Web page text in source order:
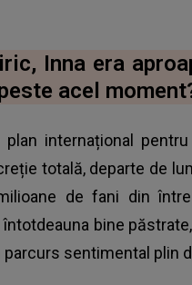
Inna era
acel
plan internațional
totală, departe de
de fani din
bine
sentimental plin